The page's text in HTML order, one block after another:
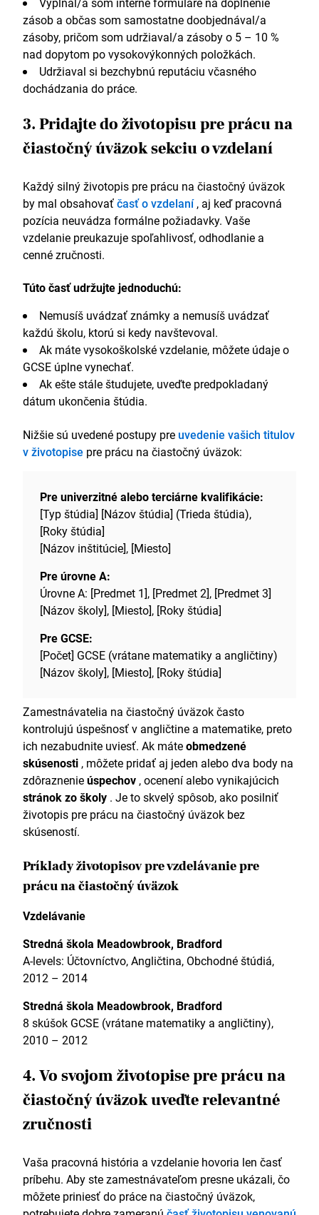
zásob a občas som samostatne doobjednával/a
zásoby, pričom som udržiaval/a zásoby o 5 – 10 %
nad dopytom po vysokovýkonných položkách.
Udržiaval si bezchybnú reputáciu včasného
dochádzania do práce.
3. Pridajte do životopisu pre prácu na
čiastočný úväzok sekciu o vzdelaní
Každý silný životopis pre prácu na čiastočný úväzok
by mal obsahovaťčasť o vzdelaní, aj keď pracovná
pozícia neuvádza formálne požiadavky. Vaše
vzdelanie preukazuje spoľahlivosť, odhodlanie a
cenné zručnosti.
Túto časť udržujte jednoduchú:
Nemusíš uvádzať známky a nemusíš uvádzať
každú školu, ktorú si kedy navštevoval.
Ak máte vysokoškolské vzdelanie, môžete údaje o
GCSE úplne vynechať.
Ak ešte stále študujete, uveďte predpokladaný
dátum ukončenia štúdia.
Nižšie sú uvedené postupy pre uvedenie vašich titulov
v životopise pre prácu na čiastočný úväzok:
Pre univerzitné alebo terciárne kvalifikácie:
[Typ štúdia] [Názov štúdia] (Trieda štúdia),
[Roky štúdia]
[Názov inštitúcie], [Miesto]
Pre úrovne A:
Úrovne A: [Predmet 1], [Predmet 2], [Predmet 3]
[Názov školy], [Miesto], [Roky štúdia]
Pre GCSE:
[Počet] GCSE (vrátane matematiky a angličtiny)
[Názov školy], [Miesto], [Roky štúdia]
Zamestnávatelia na čiastočný úväzok často
kontrolujú úspešnosť v angličtine a matematike, preto
ich nezabudnite uviesť. Ak máteobmedzené
skúsenosti , môžete pridať aj jeden alebo dva body na
zdôraznenieúspechov , ocenení alebo vynikajúcich
stránok zo školy . Je to skvelý spôsob, ako posilniť
životopis pre prácu na čiastočný úväzok bez
skúseností.
Príklady životopisov pre vzdelávanie pre
prácu na čiastočný úväzok
Vzdelávanie
Stredná škola Meadowbrook, Bradford
A-levels: Účtovníctvo, Angličtina, Obchodné štúdiá,
2012 – 2014
Stredná škola Meadowbrook, Bradford
8 skúšok GCSE (vrátane matematiky a angličtiny),
2010 – 2012
4. Vo svojom životopise pre prácu na
čiastočný úväzok uveďte relevantné
zručnosti
Vaša pracovná história a vzdelanie hovoria len časť
príbehu. Aby ste zamestnávateľom presne ukázali, čo
môžete priniesť do práce na čiastočný úväzok,